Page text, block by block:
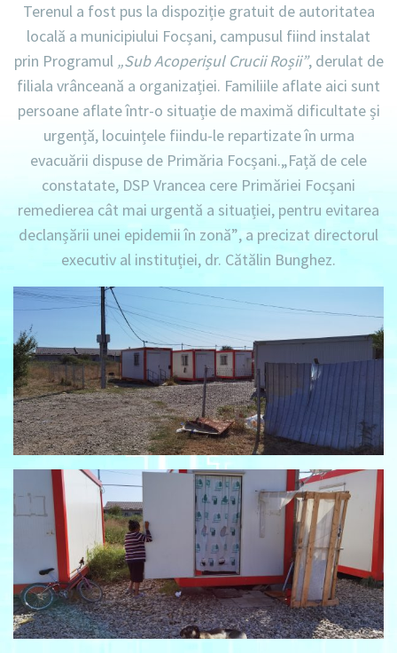
Terenul a fost pus la dispoziție gratuit de autoritatea
locală a municipiului Focșani, campusul fiind instalat
prin Programul „Sub Acoperișul Crucii Roșii”, derulat de
filiala vrânceană a organizației. Familiile aflate aici sunt
persoane aflate într-o situație de maximă dificultate și
urgență, locuințele fiindu-le repartizate în urma
evacuării dispuse de Primăria Focșani.„Față de cele
constatate, DSP Vrancea cere Primăriei Focșani
remedierea cât mai urgentă a situației, pentru evitarea
declanșării unei epidemii în zonă”, a precizat directorul
executiv al instituției, dr. Cătălin Bunghez.